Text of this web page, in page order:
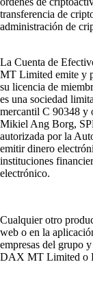
transferencia de
administración de
La Cuenta de
MT Limited emite y
su licencia de
es una sociedad
mercantil C 90348 y
Mikiel Ang Borg,
autorizada por la
emitir dinero
instituciones
electrónico.
Cualquier otro
web o en la
empresas del grupo
DAX MT Limited o